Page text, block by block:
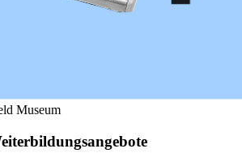
Museum